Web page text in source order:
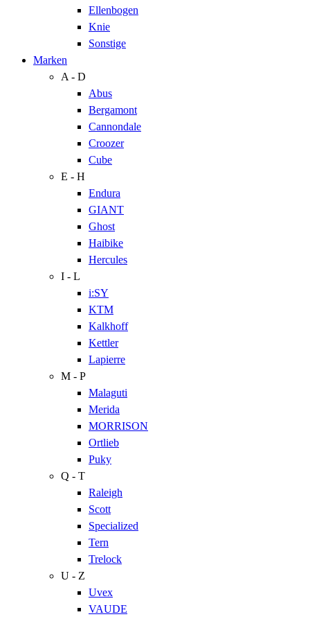
Ellenbogen
Knie
Sonstige
Marken
A - D
Abus
Bergamont
Cannondale
Croozer
Cube
E - H
Endura
GIANT
Ghost
Haibike
Hercules
I - L
i:SY
KTM
Kalkhoff
Kettler
Lapierre
M - P
Malaguti
Merida
MORRISON
Ortlieb
Puky
Q - T
Raleigh
Scott
Specialized
Tern
Trelock
U - Z
Uvex
VAUDE